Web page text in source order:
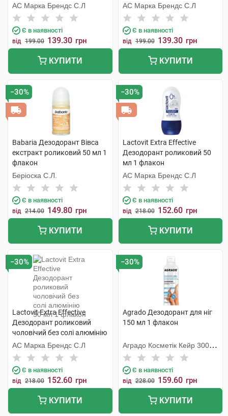
АС Марка Брендс С.Л
Є в наявності
від 199.00 139.30 грн
КУПИТИ
АС Марка Брендс С.Л
Є в наявності
від 199.00 139.30 грн
КУПИТИ
−30%
Babaria Дезодорант Вівса
екстракт роликовий 50 мл 1
флакон
Беріоска С.Л.
Є в наявності
від 214.00 149.80 грн
КУПИТИ
−30%
Lactovit Extra Effective
Дезодорант роликовий 50
мл 1 флакон
АС Марка Брендс С.Л
Є в наявності
від 218.00 152.60 грн
КУПИТИ
−30%
Lactovit Extra Effective
Дезодорант роликовий
чоловічий без солі алюмінію
50 мл 1 флакон
АС Марка Брендс С.Л
Є в наявності
від 218.00 152.60 грн
КУПИТИ
−30%
Agrado Дезодорант для ніг
150 мл 1 флакон
Аградо Косметік Кейр 3000
С.Л.У.
Є в наявності
від 228.00 159.60 грн
КУПИТИ